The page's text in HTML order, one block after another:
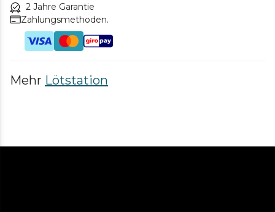
2 Jahre Garantie
Zahlungsmethoden.
Mehr Lötstation